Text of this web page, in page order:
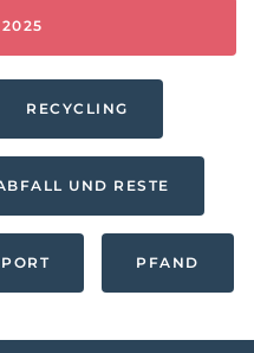
RECYCLING
UND RESTE
PFAND